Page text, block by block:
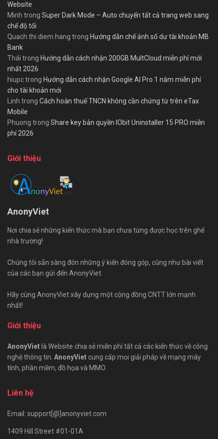
Website
Minh trong Super Dark Mode – Auto chuyển tất cả trang web sang
chế độ tối
Quach thi diem hang trong Hướng dẫn chế ảnh số dư tài khoản MB
Bank
Thái trong Hướng dẫn cách nhận 200GB MultCloud miễn phí mới
nhất 2026
hiupctrong Hướng dẫn cách nhận Google AI Pro 1 năm miễn phí
cho tài khoản mới
Linh trong Cách hoàn thuế TNCN không cần chứng từ trên eTax
Mobile
Phuong trong Share key bản quyền IObit Uninstaller 15 PRO miễn
phí 2026
Giới thiệu
AnonyViet
Nơi chia sẻ những kiến thức mà bạn chưa từng được học trên ghế
nhà trường!
Chúng tôi sẵn sàng đón những ý kiến đóng góp, cũng như bài viết
của các bạn gửi đến AnonyViet.
Hãy cùng AnonyViet xây dựng một cộng đồng CNTT lớn mạnh
nhất!
Giới thiệu
AnonyViet là Website chia sẻ miễn phí tất cả các kiến thức về công
nghệ thông tin. AnonyViet cung cấp mọi giải pháp về mạng máy
tính, phần mềm, đồ họa và MMO.
Liên hệ
Email: support[@]anonyviet.com
1409 Hill Street #01-01A